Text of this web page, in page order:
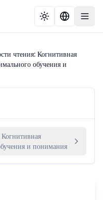
чтения: Когнитивная
обучения и
и понимания